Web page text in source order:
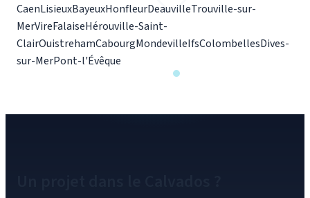
CaenLisieuxBayeuxHonfleurDeauvilleTrouville-sur-
MerVireFalaiseHérouville-Saint-
ClairOuistrehamCabourgMondevilleIfsColombellesDives-
sur-MerPont-l'Évêque